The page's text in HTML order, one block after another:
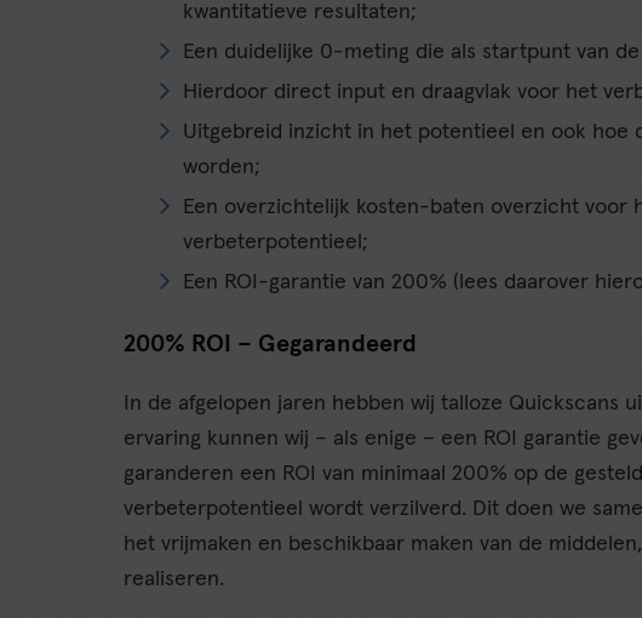
kwantitatieve resultaten;
Een duidelijke 0-meting die als startpunt van
Hierdoor direct input en draagvlak voor het
Uitgebreid inzicht in het potentieel en ook hoe
worden;
Een overzichtelijk kosten-baten overzicht voor
verbeterpotentieel;
Een ROI-garantie van 200% (lees daarover
200% ROI – Gegarandeerd
In de afgelopen jaren hebben wij talloze Quickscans
ervaring kunnen wij – als enige – een ROI garantie
garanderen een ROI van minimaal 200% op de
verbeterpotentieel wordt verzilverd. Dit doen we
het vrijmaken en beschikbaar maken van de
realiseren.